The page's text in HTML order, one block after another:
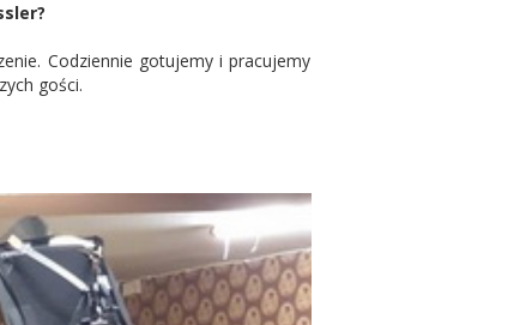
Codziennie gotujemy i pracujemy
gości.